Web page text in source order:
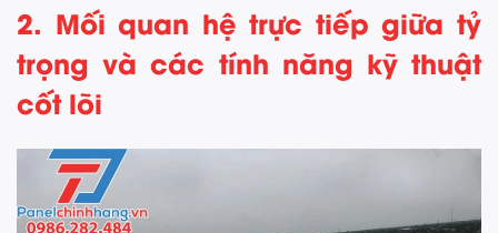
2. Mối quan hệ trực tiếp giữa tỷ
trọng và các tính năng kỹ thuật
cốt lõi